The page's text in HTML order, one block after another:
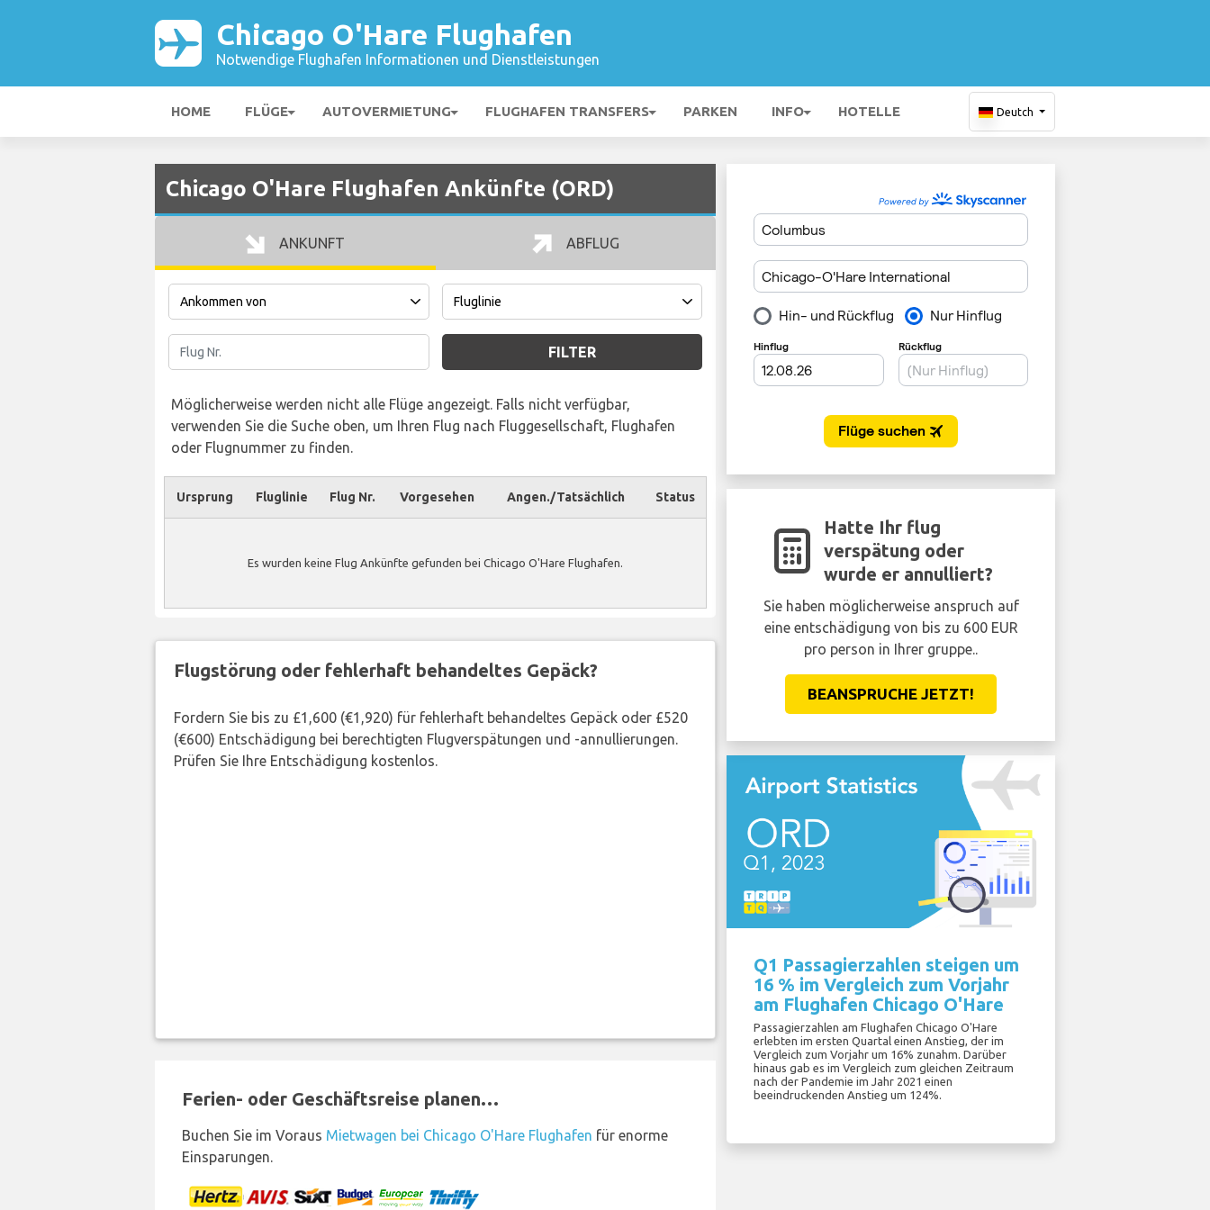
Chicago O'Hare Flughafen
Notwendige Flughafen Informationen und Dienstleistungen
HOME FLÜGE AUTOVERMIETUNG FLUGHAFEN TRANSFERS PARKEN INFO HOTELLE Deutch
Chicago O'Hare Flughafen Ankünfte (ORD)
ANKUNFT ABFLUG
FILTER
Möglicherweise werden nicht alle Flüge angezeigt. Falls nicht verfügbar,
verwenden Sie die Suche oben, um Ihren Flug nach Fluggesellschaft, Flughafen
oder Flugnummer zu finden.
Ursprung Fluglinie Flug Nr. Vorgesehen Angen./Tatsächlich Status
Es wurden keine Flug Ankünfte gefunden bei Chicago O'Hare Flughafen.
Flugstörung oder fehlerhaft behandeltes Gepäck?
Fordern Sie bis zu £1,600 (€1,920) für fehlerhaft behandeltes Gepäck oder £520
(€600) Entschädigung bei berechtigten Flugverspätungen und -annullierungen.
Prüfen Sie Ihre Entschädigung kostenlos.
Ferien- oder Geschäftsreise planen…
Buchen Sie im Voraus Mietwagen bei Chicago O'Hare Flughafen für enorme
Einsparungen.
Hatte Ihr flug
verspätung oder
wurde er annulliert?
Sie haben möglicherweise anspruch auf
eine entschädigung von bis zu 600 EUR
pro person in Ihrer gruppe..
BEANSPRUCHE JETZT!
Q1 Passagierzahlen steigen um
16 % im Vergleich zum Vorjahr
am Flughafen Chicago O'Hare
Passagierzahlen am Flughafen Chicago O'Hare
erlebten im ersten Quartal einen Anstieg, der im
Vergleich zum Vorjahr um 16% zunahm. Darüber
hinaus gab es im Vergleich zum gleichen Zeitraum
nach der Pandemie im Jahr 2021 einen
beeindruckenden Anstieg um 124%.